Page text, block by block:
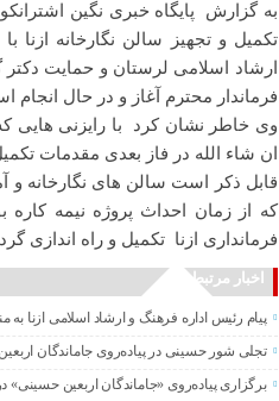
به گزارش پایگاه خبری نگین
تکمیل و تجهیز سالن نگارخانه
ارشاد اسلامی لرستان و حمایت
فرماندار محترم آغاز و در حال
وی خاطر نشان کرد با رایزنی هایی
ان شاء الله در فاز بعدی مقدمات
که از زمان احداث پروژه نیمه کاره
فرمانداری ازنا تکمیل و راه اندازی
اخبار مرتبط
پیام رئیس اداره فرهنگ و ارشاد اسلامی ازنا به
تجلی شور حسینی در پیاده‌روی جاماندگان اربعین
برگزاری پیاده‌روی «جاماندگان اربعین حسینی»